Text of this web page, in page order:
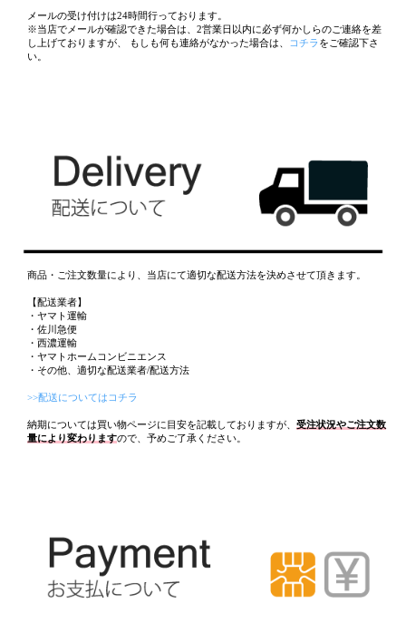
メールの受け付けは24時間行っております。
※当店でメールが確認できた場合は、2営業日以内に必ず何かしらのご連絡を差
し上げておりますが、 もしも何も連絡がなかった場合は、
コチラ をご確認下さ
い。
商品・ご注文数量により、当店にて適切な配送方法を決めさせて頂きます。
【配送業者】
・ヤマト運輸
・佐川急便
・西濃運輸
・ヤマトホームコンビニエンス
・その他、適切な配送業者/配送方法
>>配送についてはコチラ
納期については買い物ページに目安を記載しておりますが、 受注状況やご注文数
量により変わりますので、予めご了承ください。